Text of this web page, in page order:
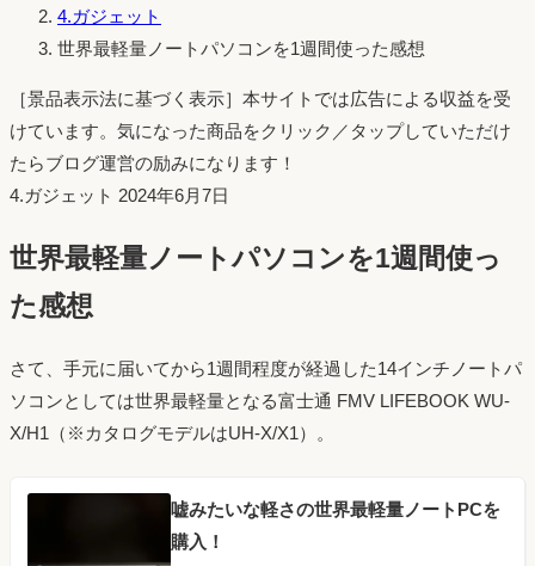
4.ガジェット
世界最軽量ノートパソコンを1週間使った感想
［景品表示法に基づく表示］本サイトでは広告による収益を受
けています。気になった商品をクリック／タップしていただけ
たらブログ運営の励みになります！
4.ガジェット 投
日：
2024年6月7日
世界最軽量ノートパソコンを1週間使っ
た感想
さて、手元に届いてから1週間程度が経過した14インチノートパ
ソコンとしては世界最軽量となる富士通 FMV LIFEBOOK WU-
X/H1（※カタログモデルはUH-X/X1）。
嘘みたいな軽さの世界最軽量ノートPCを
購入！